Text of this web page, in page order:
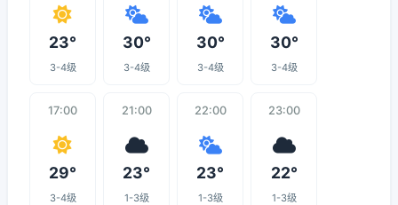
23°
3-4级
30°
3-4级
30°
3-4级
30°
3-4级
17:00
29°
3-4级
21:00
23°
1-3级
22:00
23°
1-3级
23:00
22°
1-3级